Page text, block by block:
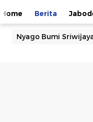
Home Berita
Nyago Bumi